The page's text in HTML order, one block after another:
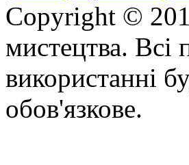
Copyright ©
мистецтва. Всі
використанні
обов'язкове.